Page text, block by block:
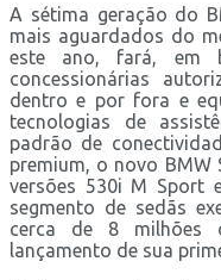
A sétima geração do
mais aguardados do
este ano, fará, em
concessionárias
dentro e por fora e
tecnologias de
padrão de
premium, o novo BMW
versões 530i M Sport
segmento de sedãs
cerca de 8 milhões
lançamento de sua